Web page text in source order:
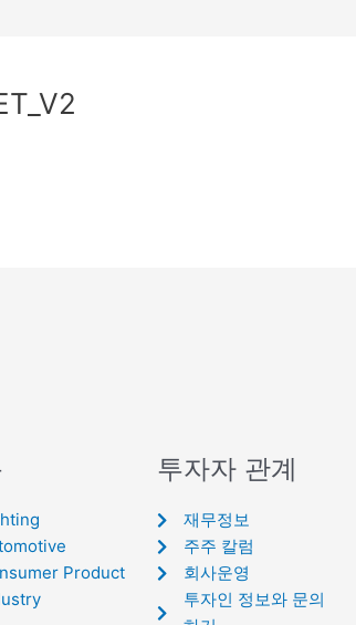
Product
투자자 관계
재무정보
주주 칼럼
회사운영
투자인 정보와 문의